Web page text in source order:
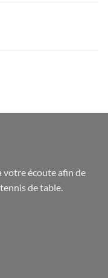
votre écoute afin de
de table.